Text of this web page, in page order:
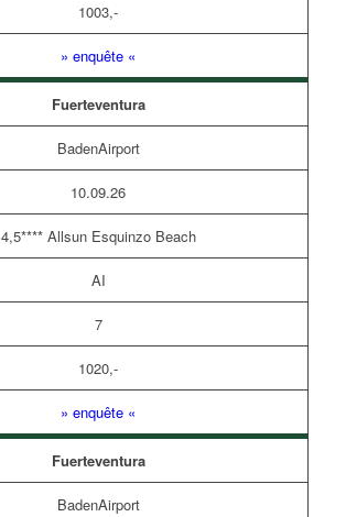
1003,-
» enquête «
Fuerteventura
BadenAirport
10.09.26
4,5**** Allsun Esquinzo Beach
AI
7
1020,-
» enquête «
Fuerteventura
BadenAirport